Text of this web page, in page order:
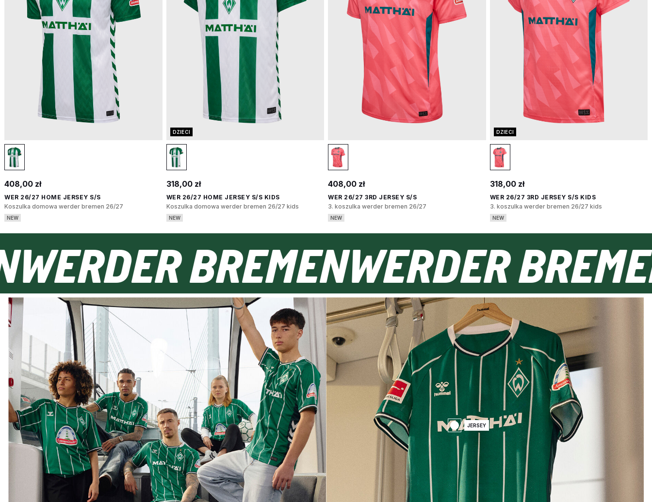
408,00 zł
WER 26/27 HOME JERSEY S/S
Koszulka domowa werder bremen 26/27
NEW
DZIECI
318,00 zł
WER 26/27 HOME JERSEY S/S KIDS
Koszulka domowa werder bremen 26/27 kids
NEW
408,00 zł
WER 26/27 3RD JERSEY S/S
3. koszulka werder bremen 26/27
NEW
DZIECI
318,00 zł
WER 26/27 3RD JERSEY S/S KIDS
3. koszulka werder bremen 26/27 kids
NEW
WERDER BREMENWERDER
JERSEY